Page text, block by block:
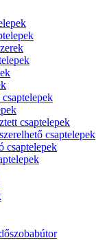
csaptelepek
csaptelepek
csaptelepek